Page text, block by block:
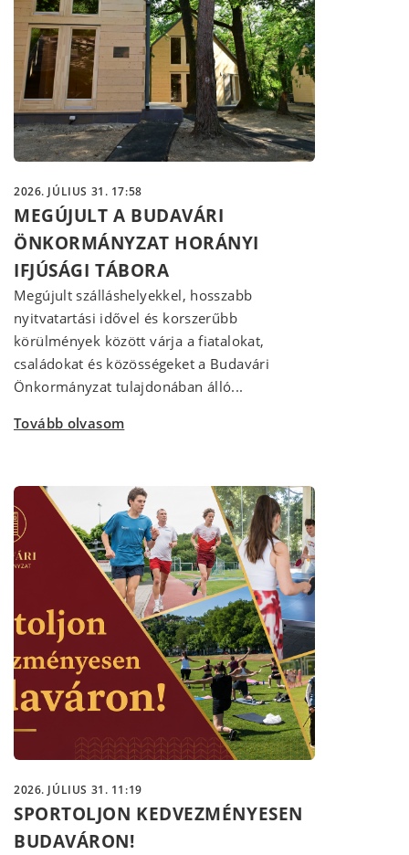
2026. JÚLIUS 31. 17:58
MEGÚJULT A BUDAVÁRI
ÖNKORMÁNYZAT HORÁNYI
IFJÚSÁGI TÁBORA
Megújult szálláshelyekkel, hosszabb
nyitvatartási idővel és korszerűbb
körülmények között várja a fiatalokat,
családokat és közösségeket a Budavári
Önkormányzat tulajdonában álló...
Tovább olvasom
2026. JÚLIUS 31. 11:19
SPORTOLJON KEDVEZMÉNYESEN
BUDAVÁRON!